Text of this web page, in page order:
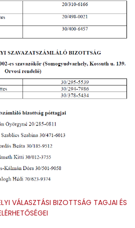
nyomtatványok
információk 2026
Szervek
Ügyintézés
VÁLASZTÁSI BIZOTTSÁG TAGJAI ÉS